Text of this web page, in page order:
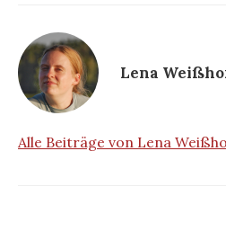
Lena
Alle Beiträge von Lena